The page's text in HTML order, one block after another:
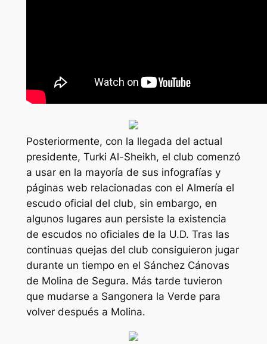
Posteriormente, con la llegada del actual
presidente, Turki Al-Sheikh, el club comenzó
a usar en la mayoría de sus infografías y
páginas web relacionadas con el Almería el
escudo oficial del club, sin embargo, en
algunos lugares aun persiste la existencia
de escudos no oficiales de la U.D. Tras las
continuas quejas del club consiguieron jugar
durante un tiempo en el Sánchez Cánovas
de Molina de Segura. Más tarde tuvieron
que mudarse a Sangonera la Verde para
volver después a Molina.